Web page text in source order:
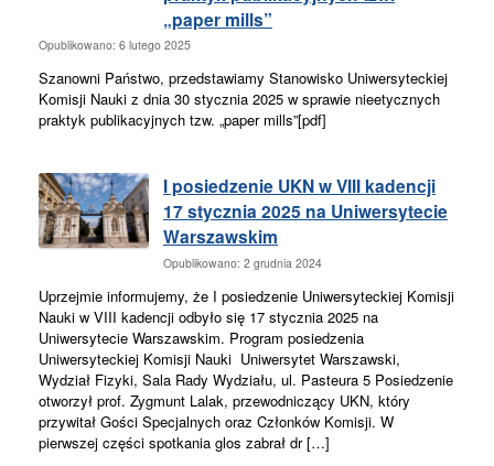
„paper mills”
Opublikowano: 6 lutego 2025
Szanowni Państwo, przedstawiamy Stanowisko Uniwersyteckiej
Komisji Nauki z dnia 30 stycznia 2025 w sprawie nieetycznych
praktyk publikacyjnych tzw. „paper mills”[pdf]
I posiedzenie UKN w VIII kadencji
17 stycznia 2025 na Uniwersytecie
Warszawskim
Opublikowano: 2 grudnia 2024
Uprzejmie informujemy, że I posiedzenie Uniwersyteckiej Komisji
Nauki w VIII kadencji odbyło się 17 stycznia 2025 na
Uniwersytecie Warszawskim. Program posiedzenia
Uniwersyteckiej Komisji Nauki Uniwersytet Warszawski,
Wydział Fizyki, Sala Rady Wydziału, ul. Pasteura 5 Posiedzenie
otworzył prof. Zygmunt Lalak, przewodniczący UKN, który
przywitał Gości Specjalnych oraz Członków Komisji. W
pierwszej części spotkania glos zabrał dr […]